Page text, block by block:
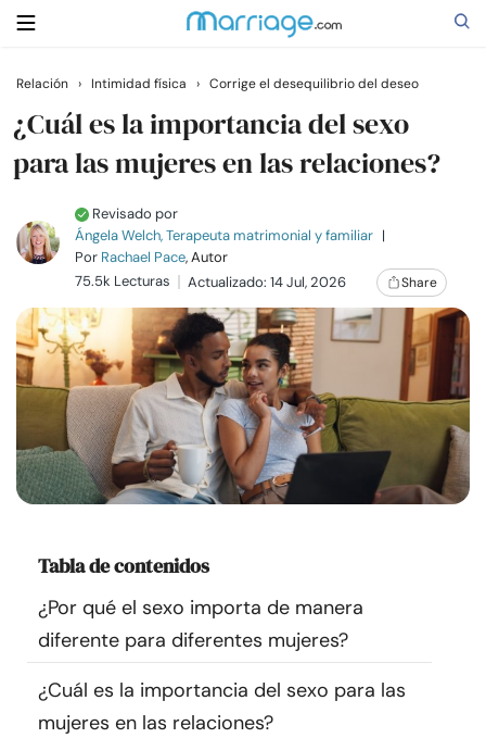
Buscar
Relaciones
Familia
Ayuda
Cursos
Recursos
Comunidad
Encuentra un terapeuta
Idioma
Relación › Intimidad física › Corrige el desequilibrio del deseo
¿Cuál es la importancia del sexo
para las mujeres en las relaciones?
Revisado por
Ángela Welch, Terapeuta matrimonial y familiar |
Por Rachael Pace, Autor
75.5k Lecturas
Actualizado: 14 Jul, 2026 Share
Tabla de contenidos
¿Por qué el sexo importa de manera
diferente para diferentes mujeres?
¿Cuál es la importancia del sexo para las
mujeres en las relaciones?